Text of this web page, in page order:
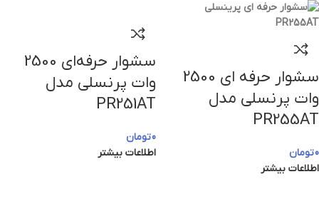
سشوار حرفه ای 2500
وات پرنسلی مدل
PR255AT
0تومان
اطلاعات بیشتر
سشوار حرفه‌ای 2500
وات پرنسلی مدل
PR251AT
0تومان
اطلاعات بیشتر